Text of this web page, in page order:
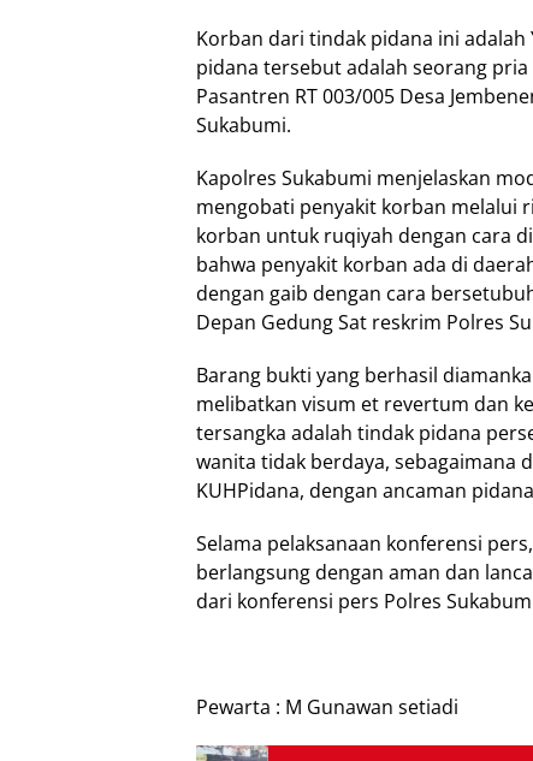
Korban dari tindak pidana ini
pidana tersebut adalah seorang
Pasantren RT 003/005 Desa
Sukabumi.
Kapolres Sukabumi menjelaskan
mengobati penyakit korban melalui
korban untuk ruqiyah dengan cara
bahwa penyakit korban ada di
dengan gaib dengan cara
Depan Gedung Sat reskrim Polres
Barang bukti yang berhasil
melibatkan visum et revertum dan
tersangka adalah tindak pidana
wanita tidak berdaya, sebagaimana
KUHPidana, dengan ancaman
Selama pelaksanaan konferensi
berlangsung dengan aman dan
dari konferensi pers Polres
Pewarta : M Gunawan setiadi